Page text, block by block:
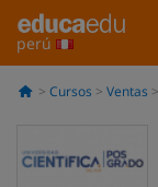
perú
Cursos Ventas